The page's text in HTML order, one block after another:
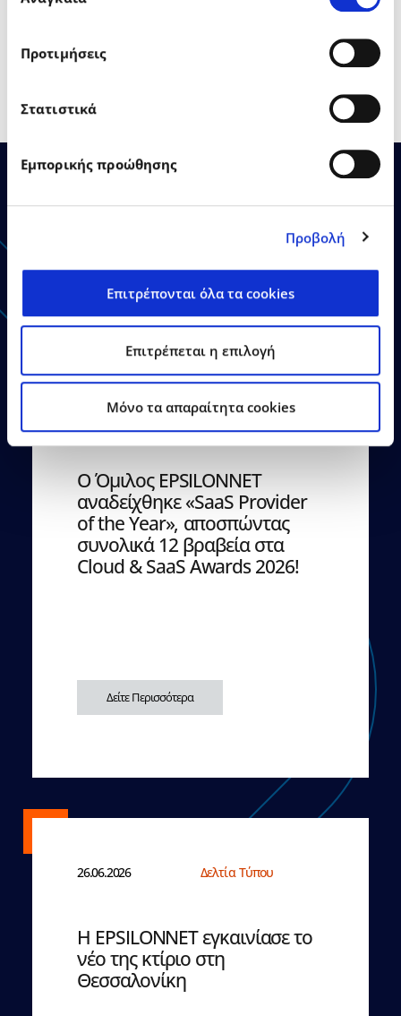
Προτιμήσεις
Στατιστικά
Εμπορικής προώθησης
Προβολή
Επιτρέπονται όλα τα cookies
Επιτρέπεται η επιλογή
Mόνο τα απαραίτητα cookies
Ανακοινώσεις - Δελτία
Τύπου
21.07.2026 Δελτία Τύπου
Ο Όμιλος EPSILONNET
αναδείχθηκε «SaaS Provider
of the Year», αποσπώντας
συνολικά 12 βραβεία στα
Cloud & SaaS Awards 2026!
Δείτε Περισσότερα
26.06.2026 Δελτία Τύπου
Η EPSILONNET εγκαινίασε το
νέο της κτίριο στη
Θεσσαλονίκη